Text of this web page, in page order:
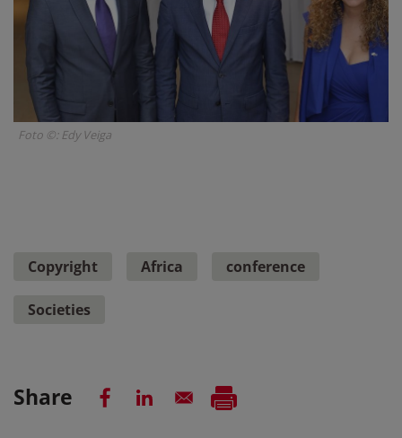
Foto ©: Edy Veiga
Copyright Africa conference
Societies
Share